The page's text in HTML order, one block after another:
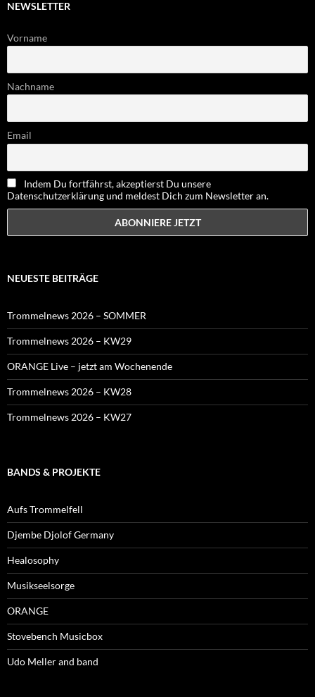
NEWSLETTER
Vorname
Nachname
Email
Indem Du fortfährst, akzeptierst Du unsere
Datenschutzerklärung und meldest Dich zum Newsletter an.
NEUESTE BEITRÄGE
Trommelnews 2026 – SOMMER
Trommelnews 2026 – KW29
ORANGE Live – jetzt am Wochenende
Trommelnews 2026 – KW28
Trommelnews 2026 – KW27
BANDS & PROJEKTE
Aufs Trommelfell
Djembe Djolof Germany
Healosophy
Musikseelsorge
ORANGE
Stovebench Musicbox
Udo Meller and band